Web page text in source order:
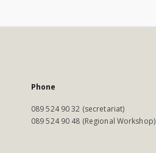
Phone
089 524 90 32 (secretariat)
089 524 90 48 (Regional Workshop)